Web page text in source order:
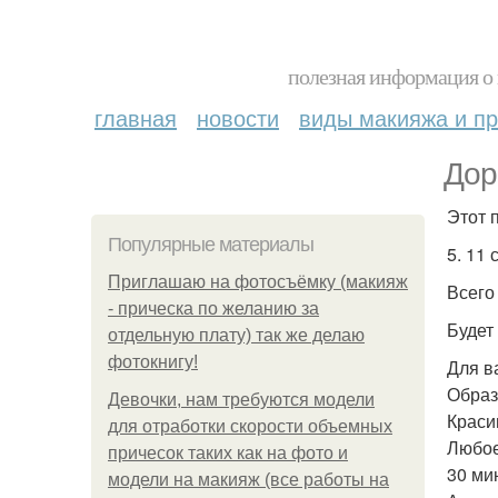
полезная информация
главная новости виды макияжа и
Популярные материалы
Приглашаю на фотосъёмку (макияж
- прическа по желанию за
отдельную плату) так же делаю
фотокнигу!
Девочки, нам требуются модели
для отработки скорости объемных
причесок таких как на фото и
модели на макияж (все работы на
Этот
5. 11
Для
30